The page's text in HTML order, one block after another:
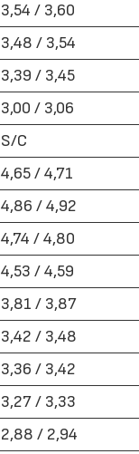
3,54 / 3,60
3,48 / 3,54
3,39 / 3,45
3,00 / 3,06
S/C
4,65 / 4,71
4,86 / 4,92
4,74 / 4,80
4,53 / 4,59
3,81 / 3,87
3,42 / 3,48
3,36 / 3,42
3,27 / 3,33
2,88 / 2,94